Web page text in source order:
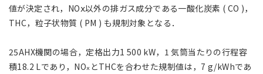
値が決定され，NOⅹ以外の排ガス成分である一酸化炭素 ( CO )，
THC，粒子状物質 ( PM ) も規制対象となる．
25AHX機関の場合，定格出力1 500 kW，1 気筒当たりの行程容
積18.2 Lであり，NOⅹ とTHCを合わせた規制値は，7 g/kWhであ